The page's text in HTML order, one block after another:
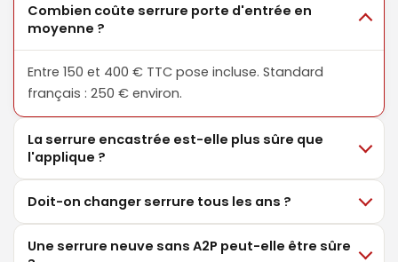
Combien coûte serrure porte d'entrée en
moyenne ?
Entre 150 et 400 € TTC pose incluse. Standard
français : 250 € environ.
La serrure encastrée est-elle plus sûre que
l'applique ?
Doit-on changer serrure tous les ans ?
Une serrure neuve sans A2P peut-elle être sûre